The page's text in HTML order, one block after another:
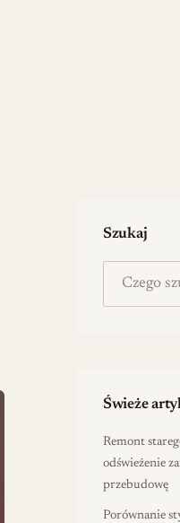
Szukaj
Świeże
Remont
odświeżenie
przebudowę
Porównanie